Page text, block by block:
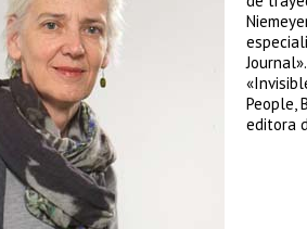
People,
editora